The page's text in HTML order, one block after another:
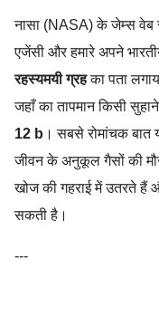
नासा (NASA) के जेम्स वेब
एजेंसी और हमारे अपने
रहस्यमयी ग्रहका पता
जहाँ का तापमान किसी
12 b । सबसे रोमांचक
जीवन के अनुकूल गैसों की
खोज की गहराई में उतरते हैं
सकती है।
---